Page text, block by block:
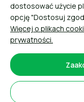
INFORMACJE
O NAS
dostosować użycie
opcję "Dostosuj
Więcej o plikach
prywatności.